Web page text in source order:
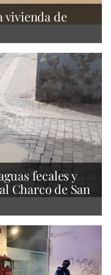
vivienda de
fecales y
Charco de San